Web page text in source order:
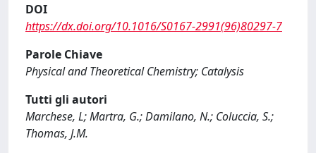
DOI
https://dx.doi.org/10.1016/S0167-2991(96)80297-7
Parole Chiave
Physical and Theoretical Chemistry; Catalysis
Tutti gli autori
Marchese, L; Martra, G.; Damilano, N.; Coluccia, S.;
Thomas, J.M.